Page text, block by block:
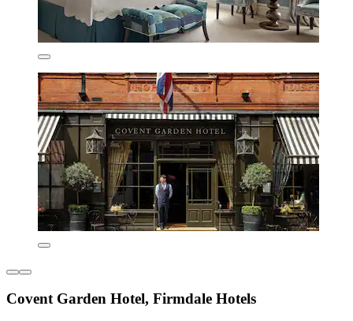
Covent Garden Hotel, Firmdale Hotels